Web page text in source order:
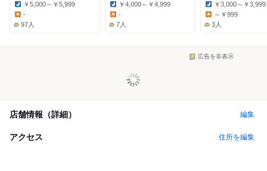
Dinner:
￥5,000～￥5,999
Lunch:
-
97人
Dinner:
￥4,000～￥4,999
Lunch:
-
7人
Dinner:
￥3,000～￥3,999
Lunch:
～￥999
3人
広告を非表示
店舗情報（詳細） 編集
アクセス 住所を編集